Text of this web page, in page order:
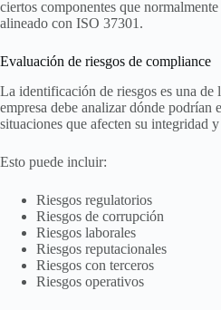
ciertos componentes que
alineado con ISO 37301.
Evaluación de riesgos de compliance
La identificación de riesgos es una de
empresa debe analizar dónde
situaciones que afecten su integridad
Esto puede incluir:
Riesgos regulatorios
Riesgos de corrupción
Riesgos laborales
Riesgos reputacionales
Riesgos con terceros
Riesgos operativos